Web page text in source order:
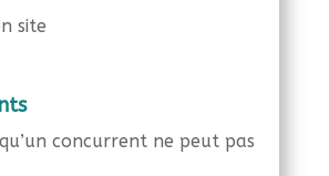
site
concurrent ne peut pas